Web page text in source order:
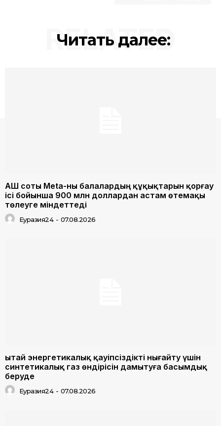
Читать далее:
RELATED
АҚШ соты Meta-ны балалардың құқықтарын қорғау
ісі бойынша 900 млн доллардан астам өтемақы
төлеуге міндеттеді
Еуразия24 - 07.08.2026
Қытай энергетикалық қауіпсіздікті нығайту үшін
синтетикалық газ өндірісін дамытуға басымдық
беруде
Еуразия24 - 07.08.2026